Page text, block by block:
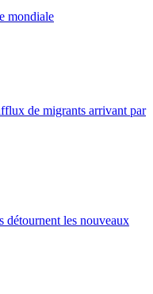
mondiale
de migrants arrivant par
détournent les nouveaux